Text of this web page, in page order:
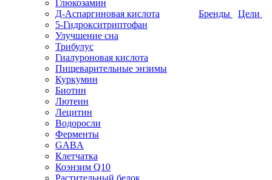
Глюкозамин
Д-Аспаргиновая кислота
5-Гидрокситриптофан
Улучшение сна
Трибулус
Гиалуроновая кислота
Пищеварительные энзимы
Куркумин
Биотин
Лютеин
Лецитин
Водоросли
Ферменты
GABA
Клетчатка
Коэнзим Q10
Растительный белок
Бренды Цели